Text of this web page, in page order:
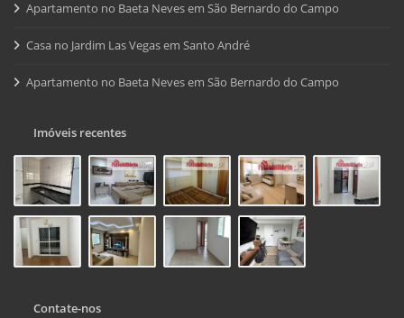
Apartamento no Baeta Neves em São Bernardo do Campo
Casa no Jardim Las Vegas em Santo André
Apartamento no Baeta Neves em São Bernardo do Campo
Imóveis recentes
Contate-nos